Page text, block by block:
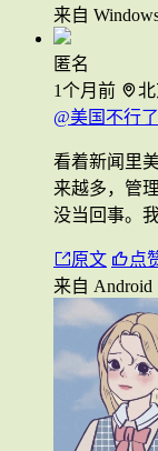
来自
匿名
1个月前
@美国不行
看着新闻里
来越多，管
没当回事。
原文
点
来自 Android